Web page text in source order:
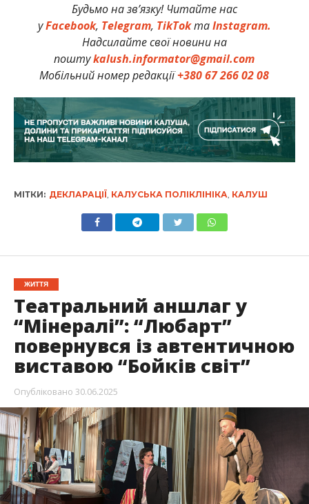
Будьмо на зв’язку! Читайте нас
уFacebook, Telegram, TikTokтаInstagram.
Надсилайте свої новини на
поштуkalush.informator@gmail.com
Мобільний номер редакції+380 67 266 02 08
МІТКИ: ДЕКЛАРАЦІЇ КАЛУСЬКА ПОЛІКЛІНІКА КАЛУШ
ЖИТТЯ
Театральний аншлаг у
“Мінералі”: “Любарт”
повернувся із автентичною
виставою “Бойків світ”
Опубліковано 30.06.2025